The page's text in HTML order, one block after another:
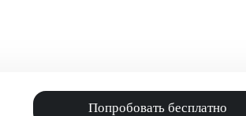
Попробовать бесплатно